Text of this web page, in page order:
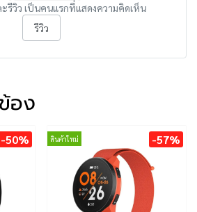
รีวิว เป็นคนแรกที่แสดงความคิดเห็น
รีวิว
อง
-50% สินค้าใหม่ -57%